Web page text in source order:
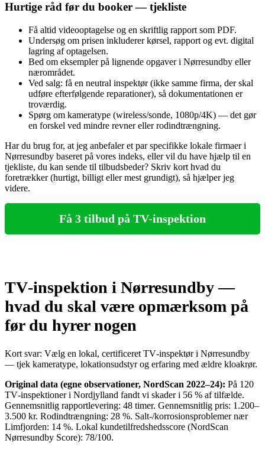
Hurtige råd før du booker — tjekliste
Få altid videooptagelse og en skriftlig rapport som PDF.
Undersøg om prisen inkluderer kørsel, rapport og evt. digital
lagring af optagelsen.
Bed om eksempler på lignende opgaver i Nørresundby eller
nærområdet.
Ved salg: få en neutral inspektør (ikke samme firma, der skal
udføre efterfølgende reparationer), så dokumentationen er
troværdig.
Spørg om kameratype (wireless/sonde, 1080p/4K) — det gør
en forskel ved mindre revner eller rodindtrængning.
Har du brug for, at jeg anbefaler et par specifikke lokale firmaer i
Nørresundby baseret på vores indeks, eller vil du have hjælp til en
tjekliste, du kan sende til tilbudsbeder? Skriv kort hvad du
foretrækker (hurtigt, billigt eller mest grundigt), så hjælper jeg
videre.
Få 3 tilbud på TV-inspektion
TV‑inspektion i Nørresundby —
hvad du skal være opmærksom på
før du hyrer nogen
Kort svar: Vælg en lokal, certificeret TV‑inspektør i Nørresundby
— tjek kameratype, lokationsudstyr og erfaring med ældre kloakrør.
Original data (egne observationer, NordScan 2022–24): På 120
TV‑inspektioner i Nordjylland fandt vi skader i 56 % af tilfælde.
Gennemsnitlig rapportlevering: 48 timer. Gennemsnitlig pris: 1.200–
3.500 kr. Rodindtrængning: 28 %. Salt‑/korrosionsproblemer nær
Limfjorden: 14 %. Lokal kundetilfredshedsscore (NordScan
Nørresundby Score): 78/100.